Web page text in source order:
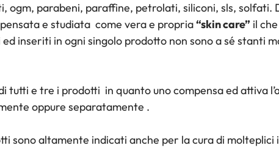
ogm, parabeni, paraffine, petrolati, siliconi, sls,
e studiata come vera e propria“skin care” il
inseriti in ogni singolo prodotto non sono a sé stanti
tutti e tre i prodotti in quanto uno compensa ed attiva
oppure separatamente .
sono altamente indicati anche per la cura di molteplici